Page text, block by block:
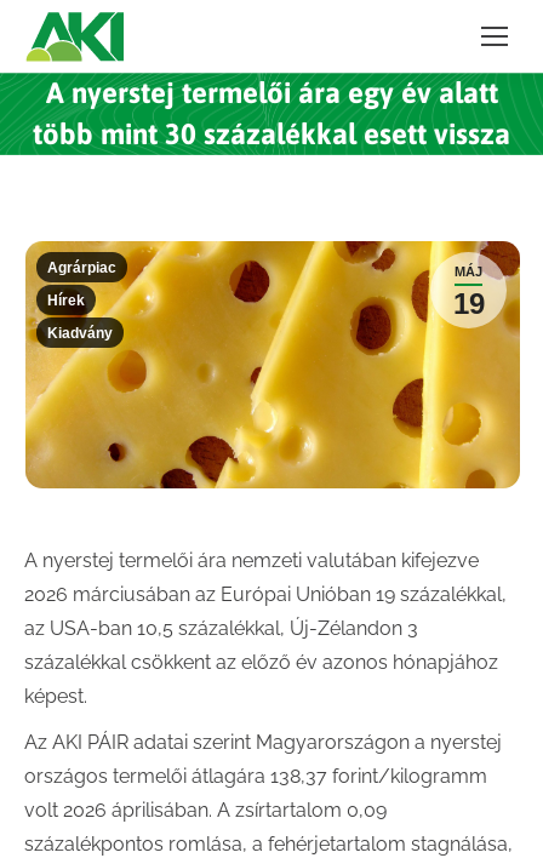
A nyerstej termelői ára egy év alatt
több mint 30 százalékkal esett vissza
MÁJ
19
Agrárpiac
Hírek
Kiadvány
A nyerstej termelői ára nemzeti valutában kifejezve
2026 márciusában az Európai Unióban 19 százalékkal,
az USA-ban 10,5 százalékkal, Új-Zélandon 3
százalékkal csökkent az előző év azonos hónapjához
képest.
Az AKI PÁIR adatai szerint Magyarországon a nyerstej
országos termelői átlagára 138,37 forint/kilogramm
volt 2026 áprilisában. A zsírtartalom 0,09
százalékpontos romlása, a fehérjetartalom stagnálása,